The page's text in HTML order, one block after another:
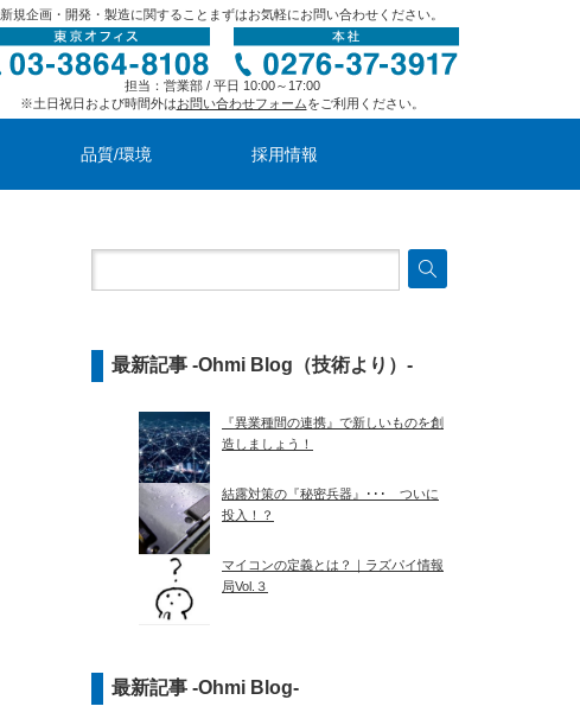
新規企画・開発・製造に関することまずはお気軽にお問い合わせください。
担当：営業部 / 平日 10:00～17:00
※土日祝日および時間外はお問い合わせフォームをご利用ください。
品質/環境 採用情報
最新記事 -Ohmi Blog（技術より）-
『異業種間の連携』で新しいものを創
造しましょう！
結露対策の『秘密兵器』･･･ ついに
投入！？
マイコンの定義とは？｜ラズパイ情報
局Vol.３
最新記事 -Ohmi Blog-